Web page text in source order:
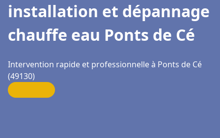
installation et dépannage
chauffe eau Ponts de Cé
Intervention rapide et professionnelle à Ponts de Cé
(49130)